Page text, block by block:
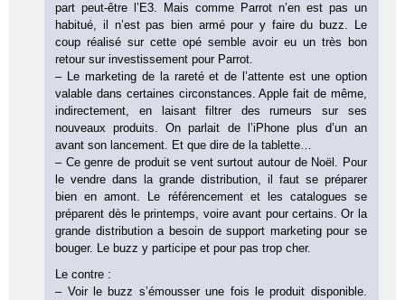
part peut-être l’E3. Mais comme Parrot n’en est pas un
habitué, il n’est pas bien armé pour y faire du buzz. Le
coup réalisé sur cette opé semble avoir eu un très bon
retour sur investissement pour Parrot.
– Le marketing de la rareté et de l’attente est une option
valable dans certaines circonstances. Apple fait de même,
indirectement, en laisant filtrer des rumeurs sur ses
nouveaux produits. On parlait de l’iPhone plus d’un an
avant son lancement. Et que dire de la tablette…
– Ce genre de produit se vent surtout autour de Noël. Pour
le vendre dans la grande distribution, il faut se préparer
bien en amont. Le référencement et les catalogues se
préparent dès le printemps, voire avant pour certains. Or la
grande distribution a besoin de support marketing pour se
bouger. Le buzz y participe et pour pas trop cher.
Le contre :
– Voir le buzz s’émousser une fois le produit disponible.